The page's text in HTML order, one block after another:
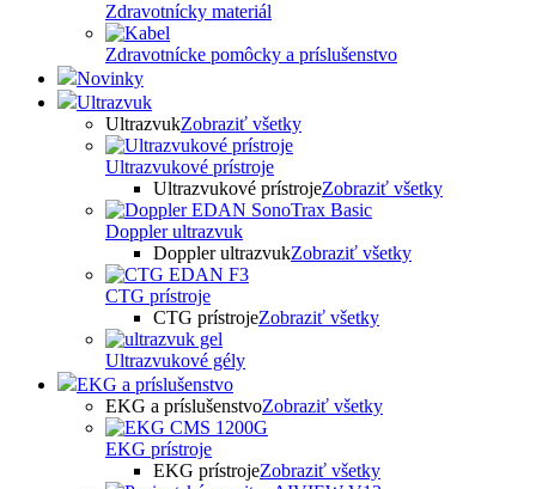
Zdravotnícky materiál
Zdravotnícke pomôcky a príslušenstvo
Novinky
Ultrazvuk
UltrazvukZobraziť všetky
Ultrazvukové prístroje
Ultrazvukové prístrojeZobraziť všetky
Doppler ultrazvuk
Doppler ultrazvukZobraziť všetky
CTG prístroje
CTG prístrojeZobraziť všetky
Ultrazvukové gély
EKG a príslušenstvo
EKG a príslušenstvoZobraziť všetky
EKG prístroje
EKG prístrojeZobraziť všetky